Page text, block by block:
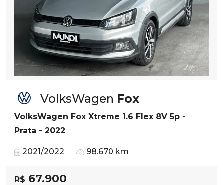
VolksWagen Fox
VolksWagen Fox Xtreme 1.6 Flex 8V 5p -
Prata - 2022
2021/2022 98.670 km
R$ 67.900